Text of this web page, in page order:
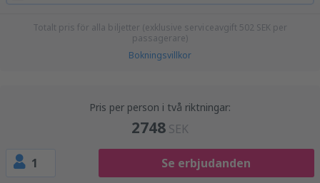
Totalt pris för alla biljetter (exklusive serviceavgift 502 SEK per
passagerare)
Bokningsvillkor
Pris per person i två riktningar:
2748 SEK
1 Se erbjudanden